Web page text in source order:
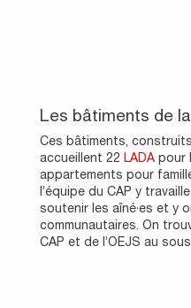
Les bâtiments de
Ces bâtiments,
accueillent 22 LADApour
appartements pour
l’équipe du CAP y
soutenir les aîné·es et y
communautaires. On
CAP et de l’OEJS au